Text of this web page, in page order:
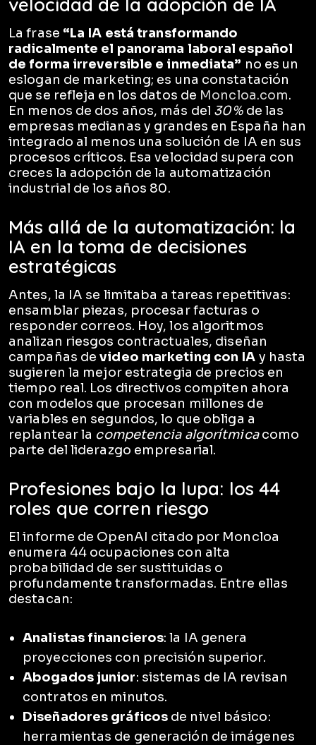
La frase “La IA está transformando
radicalmente el panorama laboral español
de forma irreversible e inmediata” no es un
eslogan de marketing; es una constatación
que se refleja en los datos de Moncloa.com.
En menos de dos años, más del 30 %de las
empresas medianas y grandes en España han
integrado al menos una solución de IA en sus
procesos críticos. Esa velocidad supera con
creces la adopción de la automatización
industrial de los años 80.
Más allá de la automatización: la
IA en la toma de decisiones
estratégicas
Antes, la IA se limitaba a tareas repetitivas:
ensamblar piezas, procesar facturas o
responder correos. Hoy, los algoritmos
analizan riesgos contractuales, diseñan
campañas devideo marketing con IA y hasta
sugieren la mejor estrategia de precios en
tiempo real. Los directivos compiten ahora
con modelos que procesan millones de
variables en segundos, lo que obliga a
replantear la competencia algorítmicacomo
parte del liderazgo empresarial.
Profesiones bajo la lupa: los 44
roles que corren riesgo
El informe de OpenAI citado por Moncloa
enumera 44 ocupaciones con alta
probabilidad de ser sustituidas o
profundamente transformadas. Entre ellas
destacan:
Analistas financieros: la IA genera
proyecciones con precisión superior.
Abogados junior: sistemas de IA revisan
contratos en minutos.
Diseñadores gráficos de nivel básico:
herramientas de generación de imágenes